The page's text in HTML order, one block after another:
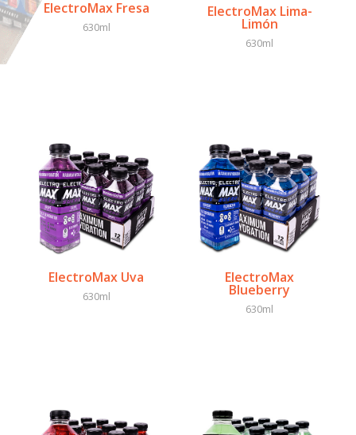
ElectroMax Fresa
630ml
ElectroMax Lima-
Limón
630ml
ElectroMax Uva
630ml
ElectroMax
Blueberry
630ml